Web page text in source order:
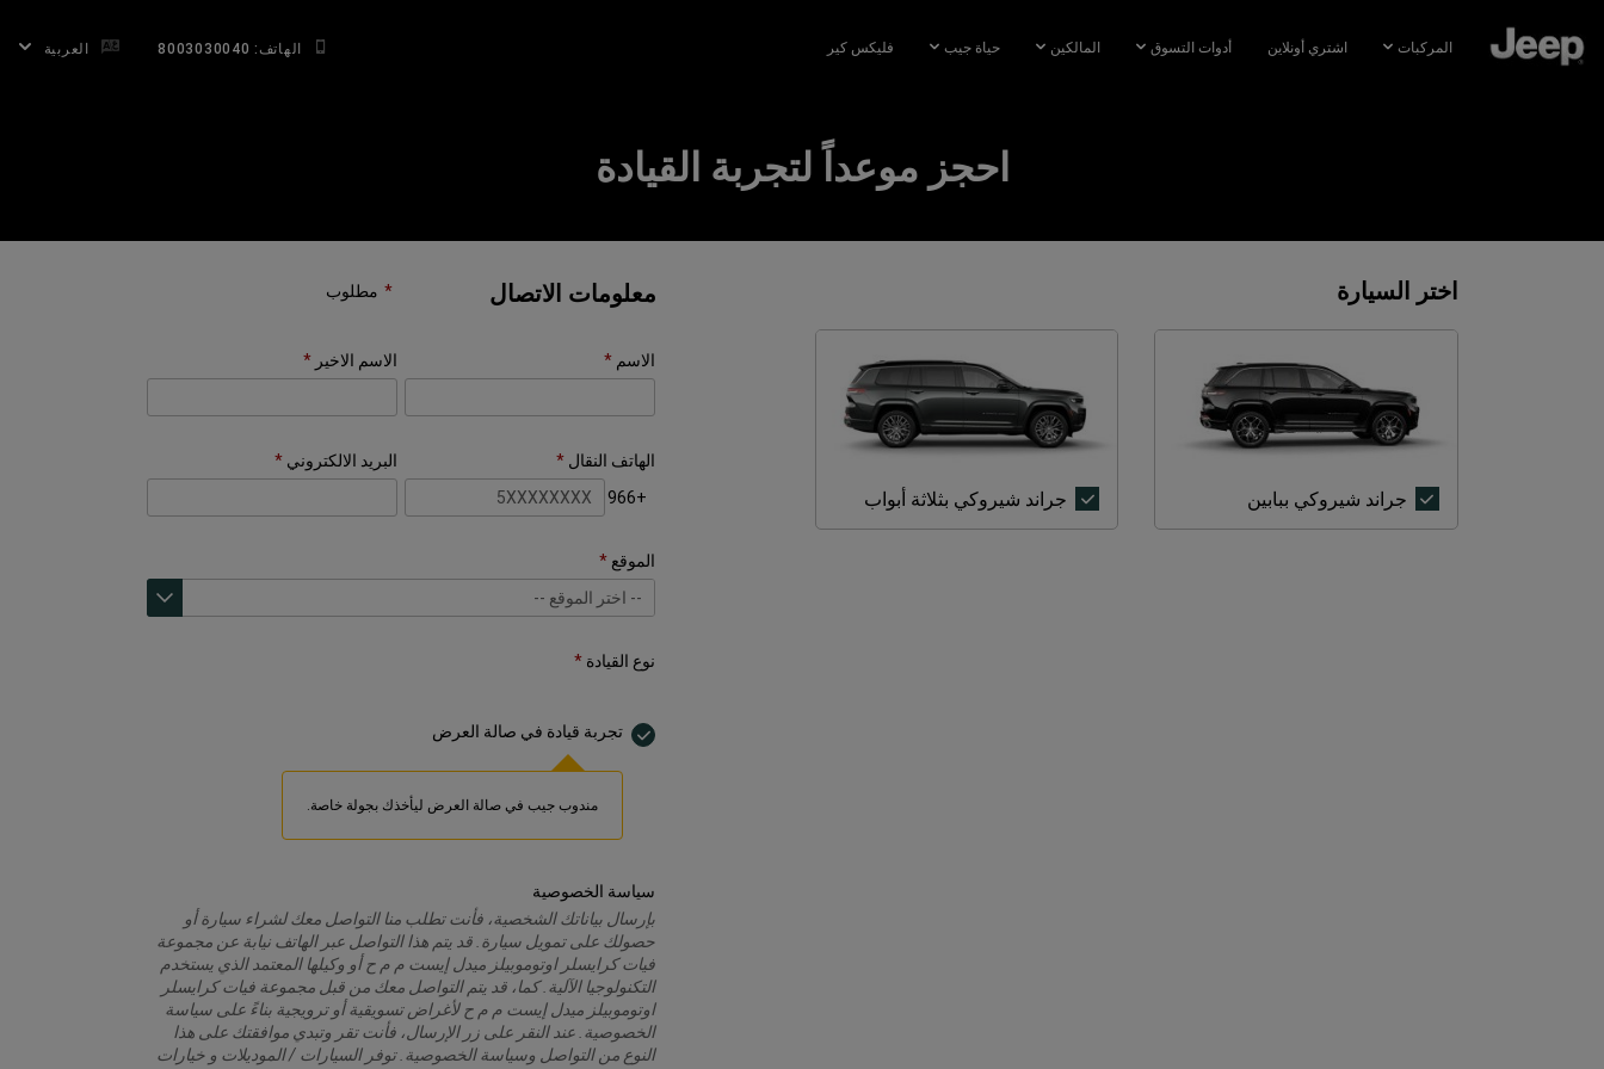
MAIN
CONTENT
المركبات اشتري أونلاين أدوات التسوق المالكين حياة جيب فليكس كير الهاتف: 8003030040 العربية
احجز موعداً لتجربة القيادة
اختر السيارة
جراند شيروكي ببابين
ببابين
جراند شيروكي بثلاثة أبواب
بثلاثة
معلومات الاتصال مطلوب
الاسم الاسم الاخير
الهاتف النقال
+966
البريد الالكتروني
الموقع
-- اختر الموقع --
-- اختر الموقع --
بترومين جدة، أوتومول
بترومين جدة، التحلية
صالة جيب - طريق الملك عبدالعزيز فرعي، جدة
بترومين الرياض، طريق خريص
بترومين الرياض، طريق الملك عبدالعزيز
بترومين مكة المكرمة، طريق الليث
بترومين المدينة المنورة، طريق الملك عبدالله الفرعي
بترومين الدمام، طريق الملك فهد
بترومين الخبر، طريق الملك فهد
بترومين، الجبيل
نوع القيادة
تجربة قيادة في صالة العرض
مندوب جيب في صالة العرض ليأخذك بجولة خاصة.
سياسة الخصوصية
بإرسال بياناتك الشخصية، فأنت تطلب منا التواصل معك لشراء سيارة أو
حصولك على تمويل سيارة. قد يتم هذا التواصل عبر الهاتف نيابة عن مجموعة
فيات كرايسلر اوتوموبيلز ميدل إيست م م ح أو وكيلها المعتمد الذي يستخدم
التكنولوجيا الآلية. كما، قد يتم التواصل معك من قبل مجموعة فيات كرايسلر
اوتوموبيلز ميدل إيست م م ح لأغراض تسويقية أو ترويجية بناءً على سياسة
الخصوصية. عند النقر على زر الإرسال، فأنت تقر وتبدي موافقتك على هذا
النوع من التواصل وسياسة الخصوصية. توفر السيارات / الموديلات و خيارات